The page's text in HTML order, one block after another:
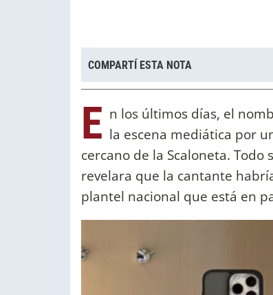
COMPARTÍ ESTA NOTA
E n los últimos días, el
la escena mediática por
cercano de la Scaloneta.
revelara que la cantante
plantel nacional que está en